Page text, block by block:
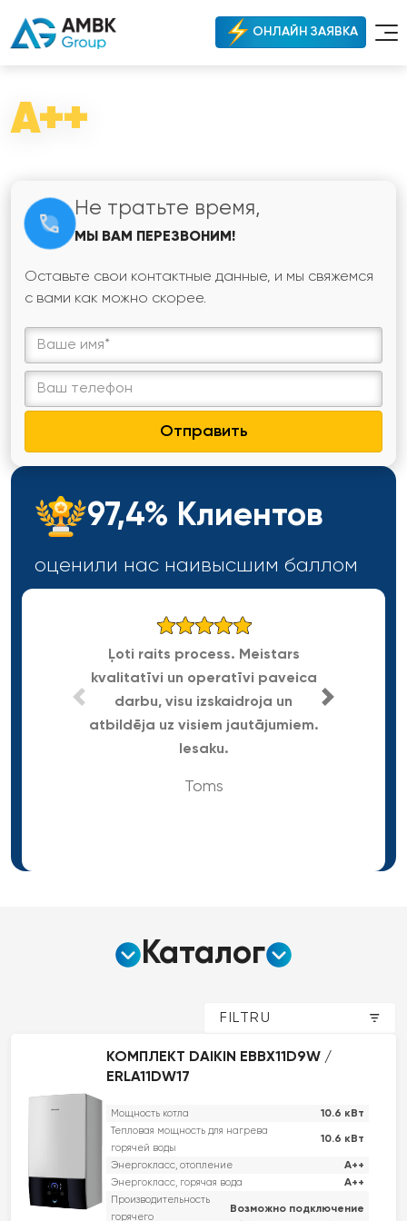
ОНЛАЙН ЗАЯВКА
A++
Не тратьте время,
МЫ ВАМ ПЕРЕЗВОНИМ!
Оставьте свои контактные данные, и мы свяжемся
с вами как можно скорее.
Отправить
97,4% Клиентов
оценили нас наивысшим баллом
Ļoti raits process. Meistars
kvalitatīvi un operatīvi paveica
darbu, visu izskaidroja un
atbildēja uz visiem jautājumiem.
Iesaku.
Toms
Каталог
FILTRU
КОМПЛЕКТ DAIKIN EBBX11D9W /
ERLA11DW17
Мощность котла 10.6 кВт
Тепловая мощность для нагрева
горячей воды
10.6 кВт
Энергокласс, отопление A++
Энергокласс, горячая вода A++
Производительность
горячего
Возможно подключение